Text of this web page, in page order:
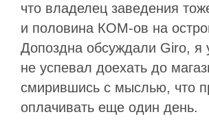
что владелец заведения
и половина КОМ-ов на
Допоздна обсуждали Giro, я
не успевал доехать до
смирившись с мыслью, что
оплачивать еще один день.